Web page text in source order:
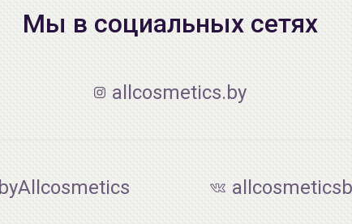
Мы в социальных сетях
allcosmetics.by
byAllcosmetics